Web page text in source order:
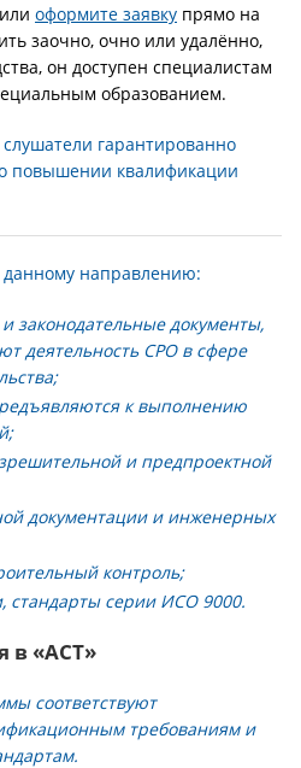
или оформите заявку прямо на
заочно, очно или удалённо,
он доступен специалистам
образованием.
гарантированно
повышении квалификации
данному направлению:
законодательные документы,
деятельность СРО в сфере
к выполнению
и предпроектной
документации и инженерных
контроль;
стандарты серии ИСО 9000.
в «АСТ»
соответствуют
требованиям и